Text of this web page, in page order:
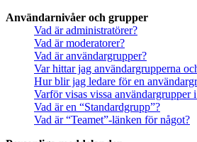
Användarnivåer och grupper
Vad är administratörer?
Vad är moderatorer?
Vad är användargrupper?
Var hittar jag användargrupperna
Hur blir jag ledare för en
Varför visas vissa användargrupper
Vad är en “Standardgrupp”?
Vad är “Teamet”-länken för något?